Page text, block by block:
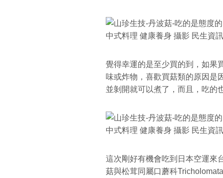
覺得幸運的是至少買的到，如果
味或炸物，喜歡買菇類的原因是
並剝開就可以煮了，而且，吃的
這次剛好有機會吃到日本空運來
菇與松茸同屬口蘑科